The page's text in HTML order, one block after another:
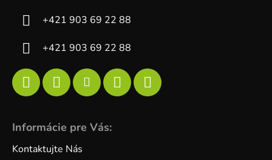
+421 903 69 22 88
+421 903 69 22 88
Informácie pre Vás:
Kontaktujte Nás